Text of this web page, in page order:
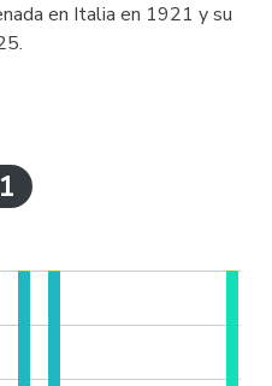
en Italia en 1921 y su